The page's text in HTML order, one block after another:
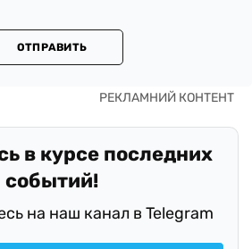
ОТПРАВИТЬ
в курсе последних
событий!
на наш канал в Telegram